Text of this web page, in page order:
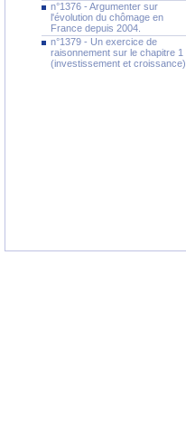
n°1376 - Argumenter sur
l'évolution du chômage en
France depuis 2004.
n°1379 - Un exercice de
raisonnement sur le chapitre 1
(investissement et croissance)